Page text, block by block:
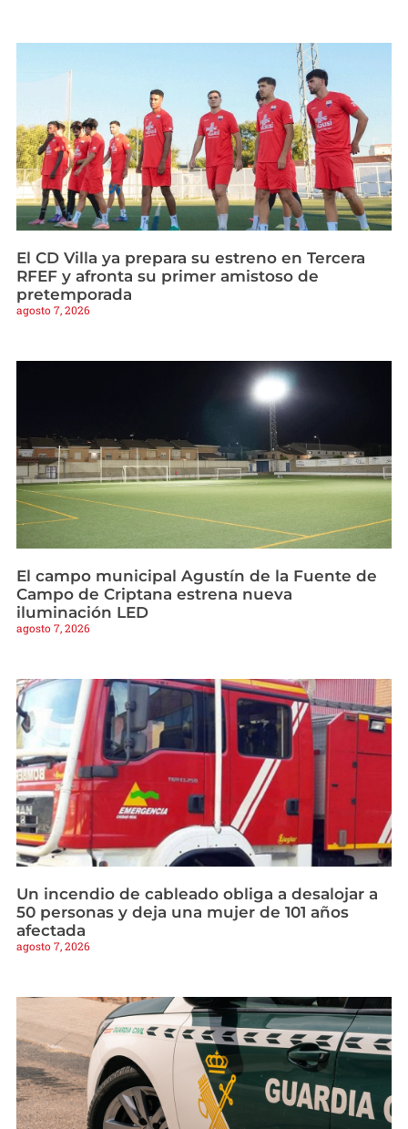
El CD Villa ya prepara su estreno en Tercera
RFEF y afronta su primer amistoso de
pretemporada
agosto 7, 2026
El campo municipal Agustín de la Fuente de
Campo de Criptana estrena nueva
iluminación LED
agosto 7, 2026
Un incendio de cableado obliga a desalojar a
50 personas y deja una mujer de 101 años
afectada
agosto 7, 2026